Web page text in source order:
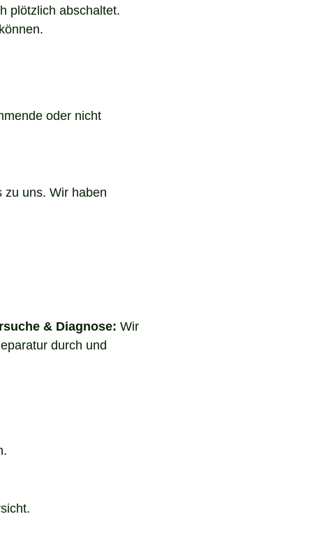
plötzlich abschaltet.
oder nicht
zu uns. Wir haben
& Diagnose: Wir
durch und